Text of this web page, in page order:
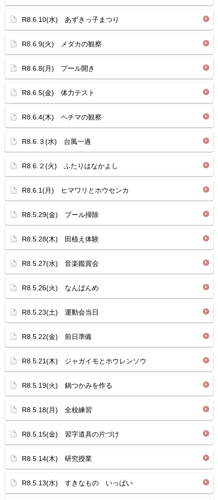
R8.6.10(水) あずきっ子まつり
R8.6.9(火) メダカの観察
R8.6.8(月) プール開き
R8.6.5(金) 体力テスト
R8.6.4(木) ヘチマの観察
R8.6.３(水) 台風一過
R8.6.２(火) ふたりはなかよし
R8.6.1(月) ヒマワリとホウセンカ
R8.5.29(金) プール掃除
R8.5.28(木) 田植え体験
R8.5.27(水) 音楽鑑賞会
R8.5.26(火) なんばんめ
R8.5.23(土) 運動会当日
R8.5.22(金) 前日準備
R8.5.21(木) ジャガイモとホウレンソウ
R8.5.19(火) 鍋つかみを作る
R8.5.18(月) 全校練習
R8.5.15(金) 習字道具の片づけ
R8.5.14(木) 研究授業
R8.5.13(水) すきなもの いっぱい